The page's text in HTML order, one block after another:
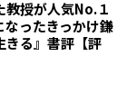
教授が人気No.１
ったきっかけ――鎌
きる』書評【評